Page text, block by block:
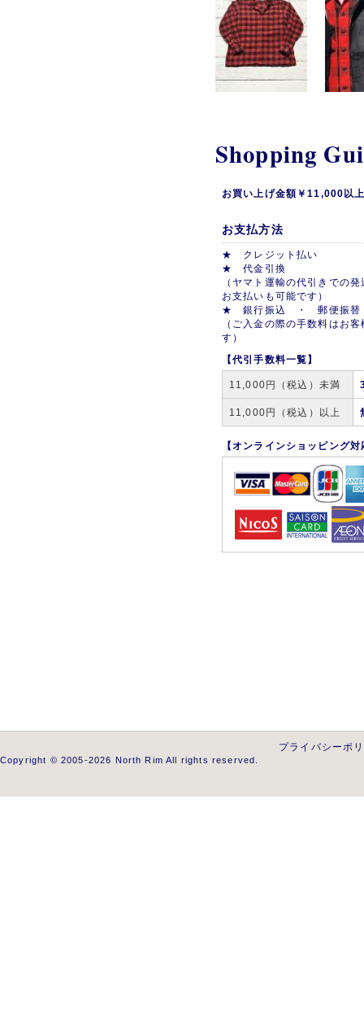
Shopping
お買い上げ金額￥11,000以
お支払方法
★ クレジット払い
★ 代金引換
（ヤマト運輸の代引きでの
お支払いも可能です）
★ 銀行振込 ・ 郵便振替
（ご入金の際の手数料はお
す）
【代引手数料一覧】
11,000円（税込）未満
11,000円（税込）以上
【オンラインショッピング
プライバシーポ
Copyright © 2005-2026 North Rim All rights reserved.